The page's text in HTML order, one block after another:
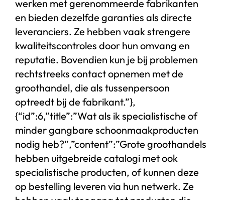
werken met gerenommeerde fabrikanten
en bieden dezelfde garanties als directe
leveranciers. Ze hebben vaak strengere
kwaliteitscontroles door hun omvang en
reputatie. Bovendien kun je bij problemen
rechtstreeks contact opnemen met de
groothandel, die als tussenpersoon
optreedt bij de fabrikant.”},
{“id”:6,”title”:”Wat als ik specialistische of
minder gangbare schoonmaakproducten
nodig heb?”,”content”:”Grote groothandels
hebben uitgebreide catalogi met ook
specialistische producten, of kunnen deze
op bestelling leveren via hun netwerk. Ze